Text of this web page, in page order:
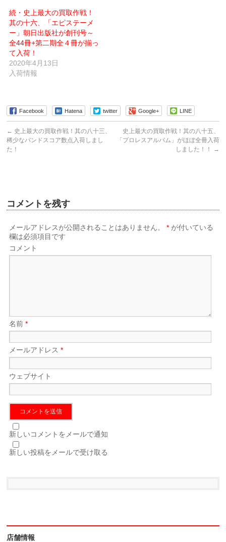
ン
ド
ウ
で
開
き
ま
す)
す)
続・史上最大の買取作戦！
其の十六、「エピステーメ
ー」朝日出版社が創刊号～
全44冊+第二期全４冊が揃っ
て入荷！
2020年4月13日
入荷情報
Facebook Hatena twitter Google+ LINE
← 史上最大の買取作戦！其の八十三、
稀少なバンドスコア数点入荷しまし
た！
史上最大の買取作戦！其の八十五、
「プロレスアルバム」がほぼ全冊入荷
しました！！
→
コメントを残す
メールアドレスが公開されることはありません。 * が付いている
欄は必須項目です
コメント
名前*
メールアドレス*
ウェブサイト
新しいコメントをメールで通知
新しい投稿をメールで受け取る
店舗情報